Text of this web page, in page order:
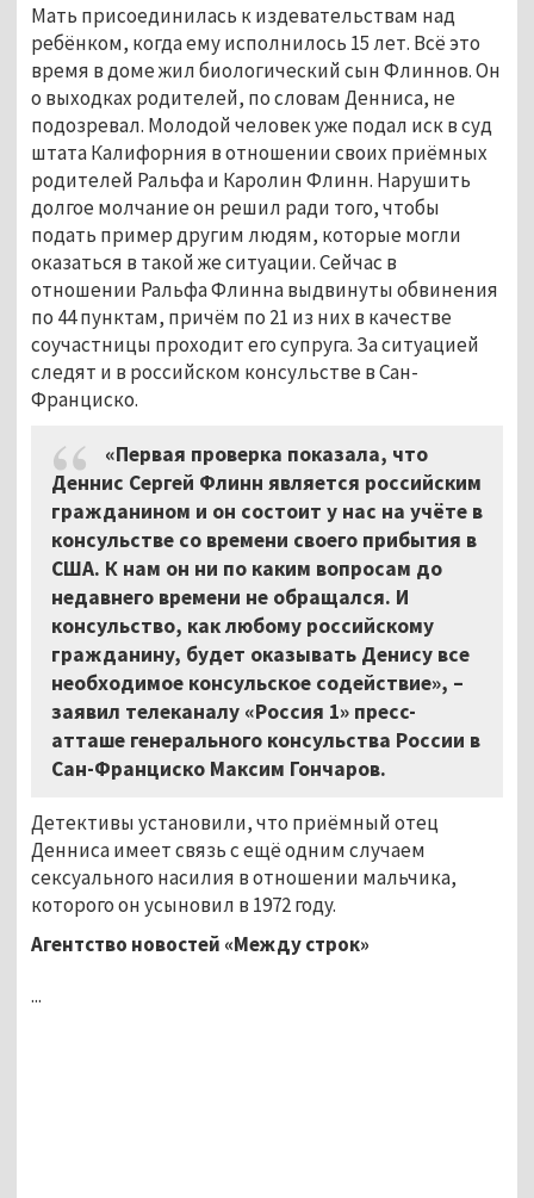
Мать присоединилась к издевательствам над
ребёнком, когда ему исполнилось 15 лет. Всё это
время в доме жил биологический сын Флиннов. Он
о выходках родителей, по словам Денниса, не
подозревал. Молодой человек уже подал иск в суд
штата Калифорния в отношении своих приёмных
родителей Ральфа и Каролин Флинн. Нарушить
долгое молчание он решил ради того, чтобы
подать пример другим людям, которые могли
оказаться в такой же ситуации. Сейчас в
отношении Ральфа Флинна выдвинуты обвинения
по 44 пунктам, причём по 21 из них в качестве
соучастницы проходит его супруга. За ситуацией
следят и в российском консульстве в Сан-
Франциско.
«Первая проверка показала, что
Деннис Сергей Флинн является российским
гражданином и он состоит у нас на учёте в
консульстве со времени своего прибытия в
США. К нам он ни по каким вопросам до
недавнего времени не обращался. И
консульство, как любому российскому
гражданину, будет оказывать Денису все
необходимое консульское содействие», –
заявил телеканалу «Россия 1» пресс-
атташе генерального консульства России в
Сан-Франциско Максим Гончаров.
Детективы установили, что приёмный отец
Денниса имеет связь с ещё одним случаем
сексуального насилия в отношении мальчика,
которого он усыновил в 1972 году.
Агентство новостей «Между строк»
...